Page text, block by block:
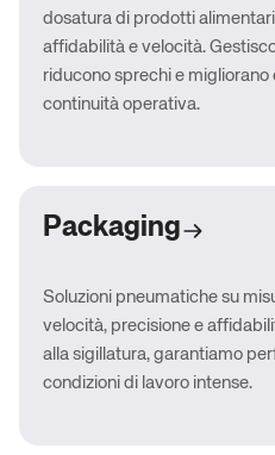
dosatura di prodotti
affidabilità e velocità.
riducono sprechi e
continuità operativa.
Packaging
Soluzioni pneumatiche su
velocità, precisione e
alla sigillatura, garantiamo
condizioni di lavoro intense.